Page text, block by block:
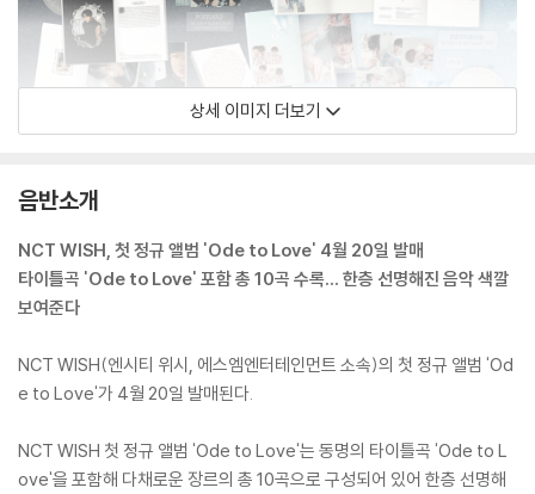
상세 이미지 더보기
음반소개
NCT WISH, 첫 정규 앨범 'Ode to Love' 4월 20일 발매
타이틀곡 'Ode to Love' 포함 총 10곡 수록… 한층 선명해진 음악 색깔
보여준다
NCT WISH(엔시티 위시, 에스엠엔터테인먼트 소속)의 첫 정규 앨범 'Od
e to Love'가 4월 20일 발매된다.
NCT WISH 첫 정규 앨범 'Ode to Love'는 동명의 타이틀곡 'Ode to L
ove'을 포함해 다채로운 장르의 총 10곡으로 구성되어 있어 한층 선명해